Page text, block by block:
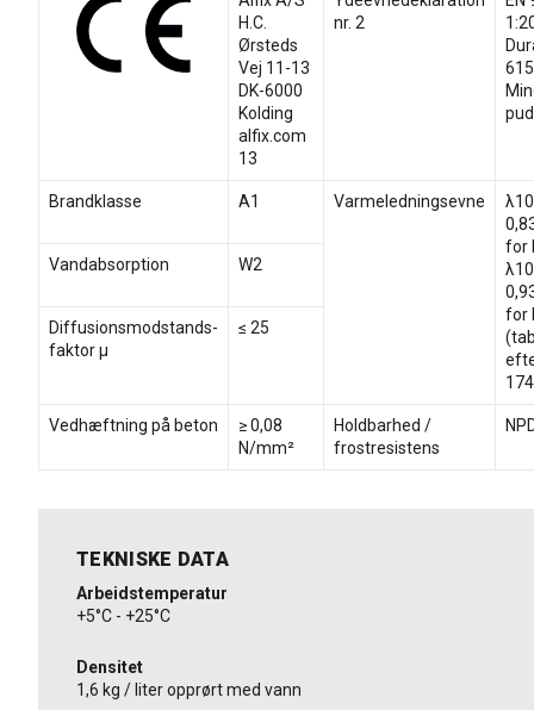
H.C.
Ørsteds
Vej 11-13
DK-6000
Kolding
alfix.com
13
nr. 2
615
Brandklasse A1 Varmeledningsevne
for
for
Vandabsorption W2
Diffusionsmodstands-
faktor µ
≤ 25
Vedhæftning på beton
≥ 0,08
N/mm²
Holdbarhed /
frostresistens
TEKNISKE DATA
Arbeidstemperatur
+5°C - +25°C
Densitet
1,6 kg / liter opprørt med vann